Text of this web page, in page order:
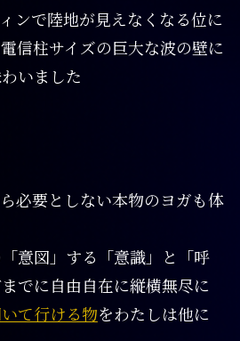
ンで陸地が見えなくなる位に
信柱サイズの巨大な波の壁に
いました
必要としない本物のヨガも体
意図」する「意識」と「呼
でに自由自在に縦横無尽に
て行ける物をわたしは他に